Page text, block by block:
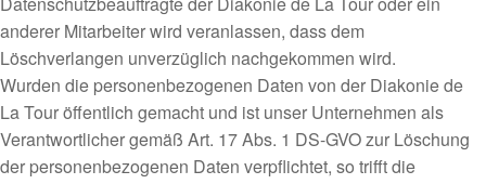
anderer Mitarbeiter wird veranlassen, dass dem
Löschverlangen unverzüglich nachgekommen wird.
Wurden die personenbezogenen Daten von der Diakonie de
La Tour öffentlich gemacht und ist unser Unternehmen als
Verantwortlicher gemäß Art. 17 Abs. 1 DS-GVO zur Löschung
der personenbezogenen Daten verpflichtet, so trifft die